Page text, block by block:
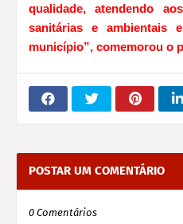
qualidade, atendendo
sanitárias e ambientais
município”, comemorou o
POSTAR UM COMENTÁRIO
0 Comentários